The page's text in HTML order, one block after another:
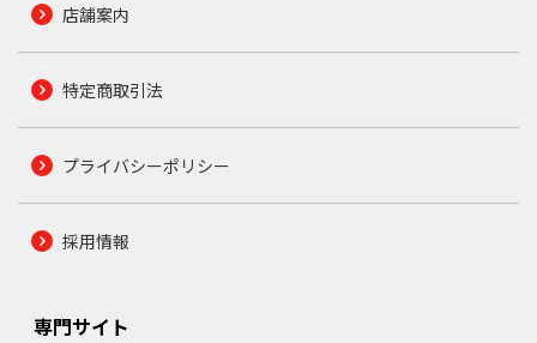
店舗案内
特定商取引法
プライバシーポリシー
採用情報
専門サイト